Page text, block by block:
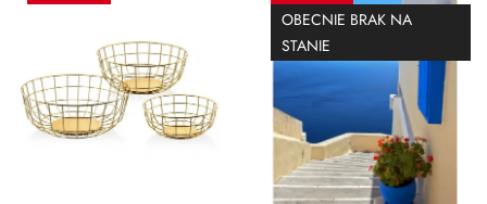
OBECNIE BRAK NA
STANIE